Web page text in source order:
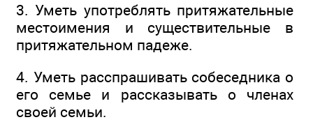
3. Уметь употреблять притяжательные
местоимения и существительные в
притяжательном падеже.
4. Уметь расспрашивать собеседника о
его семье и рассказывать о членах
своей семьи.